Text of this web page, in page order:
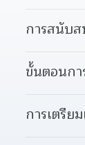
การสนับ
ขั้นตอนก
การเตรีย